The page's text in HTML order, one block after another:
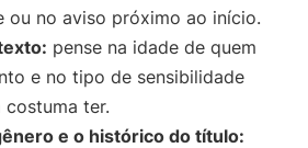
ou no aviso próximo ao início.
pense na idade de quem
e no tipo de sensibilidade
costuma ter.
e o histórico do título: